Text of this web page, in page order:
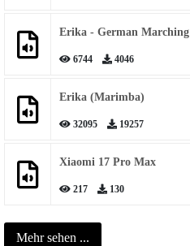
Erika - German Marching
6744 4046
Erika (Marimba)
32095 19257
Xiaomi 17 Pro Max
217 130
Mehr sehen ...